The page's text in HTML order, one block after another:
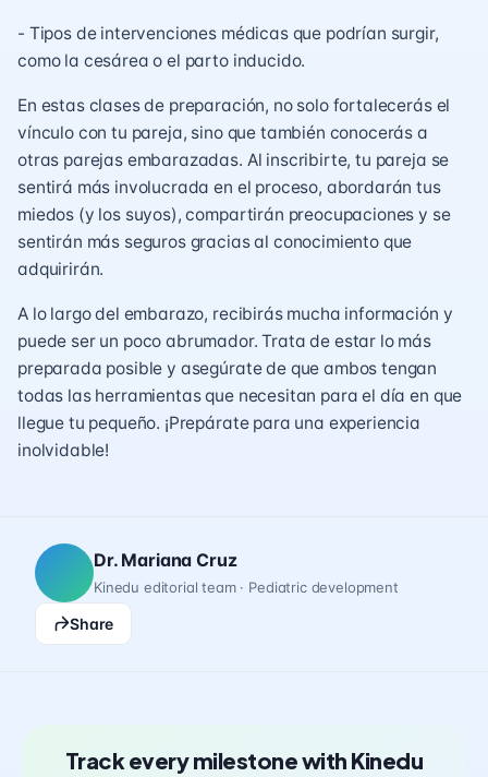
- Tipos de intervenciones médicas que podrían surgir,
como la cesárea o el parto inducido.
En estas clases de preparación, no solo fortalecerás el
vínculo con tu pareja, sino que también conocerás a
otras parejas embarazadas. Al inscribirte, tu pareja se
sentirá más involucrada en el proceso, abordarán tus
miedos (y los suyos), compartirán preocupaciones y se
sentirán más seguros gracias al conocimiento que
adquirirán.
A lo largo del embarazo, recibirás mucha información y
puede ser un poco abrumador. Trata de estar lo más
preparada posible y asegúrate de que ambos tengan
todas las herramientas que necesitan para el día en que
llegue tu pequeño. ¡Prepárate para una experiencia
inolvidable!
Dr. Mariana Cruz
Kinedu editorial team · Pediatric development
Share
Track every milestone with Kinedu